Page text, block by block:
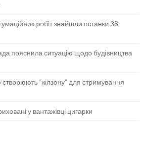
робіт знайшли останки 38
пояснила ситуацію щодо будівництва
“кілзону” для стримування
у вантажівці цигарки